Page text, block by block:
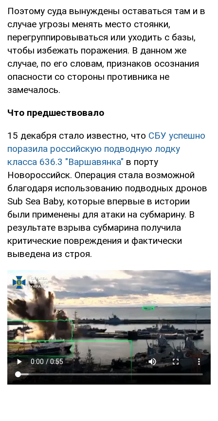
Поэтому суда вынуждены оставаться там и в
случае угрозы менять место стоянки,
перегруппировываться или уходить с базы,
чтобы избежать поражения. В данном же
случае, по его словам, признаков осознания
опасности со стороны противника не
замечалось.
Что предшествовало
15 декабря стало известно, что СБУ успешно
поразила российскую подводную лодку
класса 636.3 "Варшавянка" в порту
Новороссийск. Операция стала возможной
благодаря использованию подводных дронов
Sub Sea Baby, которые впервые в истории
были применены для атаки на субмарину. В
результате взрыва субмарина получила
критические повреждения и фактически
выведена из строя.